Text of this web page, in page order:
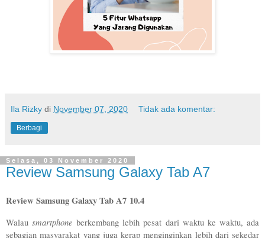
Ila Rizky di November 07, 2020 Tidak ada komentar:
Berbagi
Selasa, 03 November 2020
Review Samsung Galaxy Tab A7
Review Samsung Galaxy Tab A7 10.4
Walau smartphone berkembang lebih pesat dari waktu ke waktu, ada